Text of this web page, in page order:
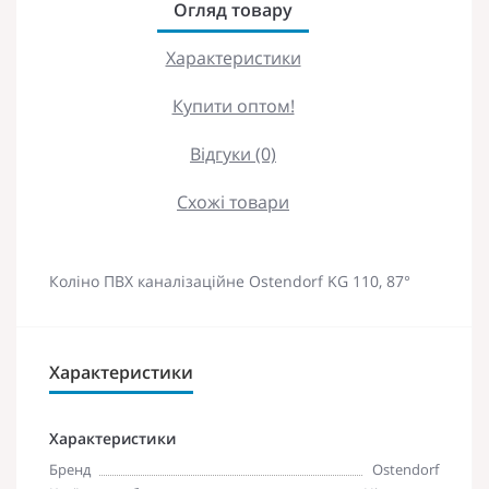
Огляд товару
Характеристики
Купити оптом!
Відгуки (0)
Схожі товари
Коліно ПВХ каналізаційне Ostendorf KG 110, 87°
Характеристики
Характеристики
Бренд
Ostendorf